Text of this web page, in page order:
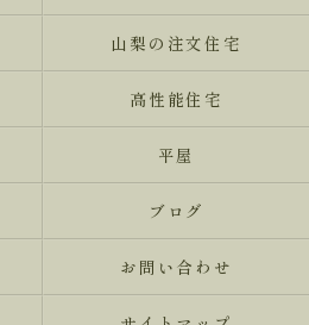
山梨の注文住宅
高性能住宅
平屋
ブログ
お問い合わせ